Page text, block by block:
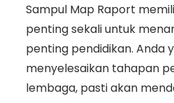
Sampul Map Raport
penting sekali untuk
penting pendidikan. Anda
menyelesaikan tahapan
lembaga, pasti akan